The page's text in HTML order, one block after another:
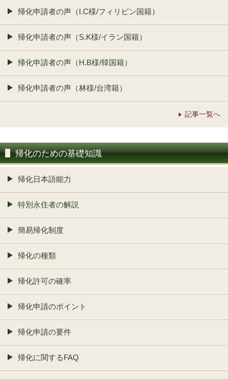
帰化申請者の声（I.C様/フィリピン国籍）
帰化申請者の声（S.K様/イラン国籍）
帰化申請者の声（H.B様/韓国籍）
帰化申請者の声（林様/台湾籍）
記事一覧へ
帰化のための基礎知識
帰化日本語能力
特別永住者の解説
簡易帰化制度
帰化の種類
帰化許可の確率
帰化申請のポイント
帰化申請の要件
帰化に関するFAQ